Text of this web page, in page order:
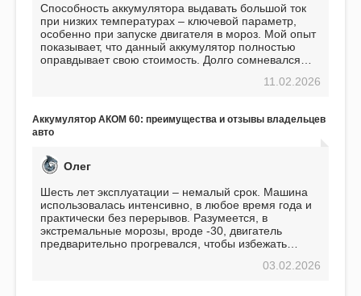
Способность аккумулятора выдавать большой ток
при низких температурах – ключевой параметр,
особенно при запуске двигателя в мороз. Мой опыт
показывает, что данный аккумулятор полностью
оправдывает свою стоимость. Долго сомневался
пожалел. Считаю, что это отличное вложение,11.02.2026
Аккумулятор АКОМ 60: преимущества и отзывы владельцев
авто
Олег
Шесть лет эксплуатации – немалый срок. Машина
использовалась интенсивно, в любое время года и
практически без перерывов. Разумеется, в
экстремальные морозы, вроде -30, двигатель
предварительно прогревался, чтобы избежать
использования не было ни единой поломки,03.02.2026